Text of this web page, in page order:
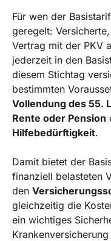
Für wen der
geregelt:
Vertrag mit der PKV
jederzeit in den
diesem Stichtag
bestimmten
Vollendung des 55.
Rente oder Pension
Hilfebedürftigkeit.
Damit bietet der
finanziell belasteten
den
gleichzeitig die
ein wichtiges
Krankenversicherung